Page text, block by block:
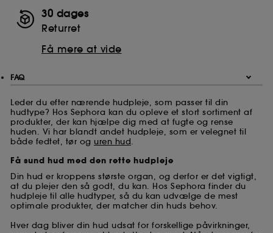
30 dages
Returret
Få mere at vide
FAQ
Leder du efter nærende hudpleje, som passer til din
hudtype? Hos Sephora kan du opleve et stort sortiment af
produkter, der kan hjælpe dig med at fugte og rense
huden. Vi har blandt andet hudpleje, som er velegnet til
både fedtet, tør og uren hud.
Få sund hud med den rette hudpleje
Din hud er kroppens største organ, og derfor er det vigtigt,
at du plejer den så godt, du kan. Hos Sephora finder du
hudpleje til alle hudtyper, så du kan udvælge de mest
optimale produkter, der matcher din huds behov.
Hver dag bliver din hud udsat for forskellige påvirkninger,